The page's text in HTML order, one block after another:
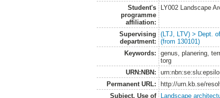
Student's
programme
affiliation:
LY002 Landscape
Supervising
department:
(LTJ, LTV) > Dept.
(from 130101)
Keywords:
genus, planering,
torg
URN:NBN:
Permanent URL:
http://urn.kb.se/
Subject. Use of
Landscape